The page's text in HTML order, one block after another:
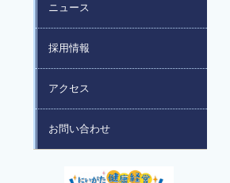
ニュース
採用情報
アクセス
お問い合わせ